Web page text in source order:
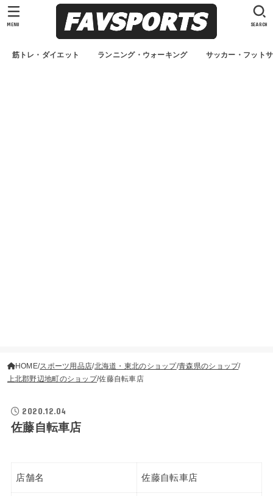
筋トレ・ダイエット ランニング・ウォーキング サッカー・フット
SEARCH
MENU
HOME スポーツ用品店 北海道・東北のショップ 青森県のショップ
上北郡野辺地町のショップ 佐藤自転車店
2020.12.04
佐藤自転車店
店舗名 佐藤自転車店